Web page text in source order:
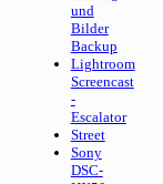
und
Bilder
Backup
Lightroom
Screencast
-
Escalator
Street
Sony
DSC-